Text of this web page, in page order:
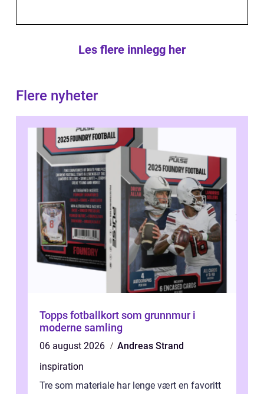
Les flere innlegg her
Flere nyheter
Topps fotballkort som grunnmur i
moderne samling
06 august 2026
Andreas Strand
inspiration
Tre som materiale har lenge vært en favoritt